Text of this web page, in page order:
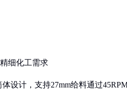
细化工需求
设计，支持27mm给料通过